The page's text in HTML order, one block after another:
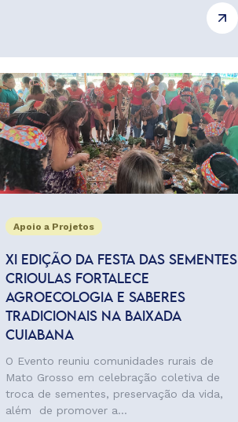
Apoio a Projetos
XI EDIÇÃO DA FESTA DAS SEMENTES
CRIOULAS FORTALECE
AGROECOLOGIA E SABERES
TRADICIONAIS NA BAIXADA
CUIABANA
O Evento reuniu comunidades rurais de
Mato Grosso em celebração coletiva de
troca de sementes, preservação da vida,
além de promover a...